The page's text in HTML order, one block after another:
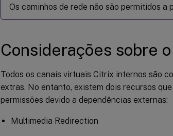
Os caminhos de rede não são permitidos a
Considerações sobre
Todos os canais virtuais Citrix internos são
extras. No entanto, existem dois recursos
permissões devido a dependências externas:
Multimedia Redirection